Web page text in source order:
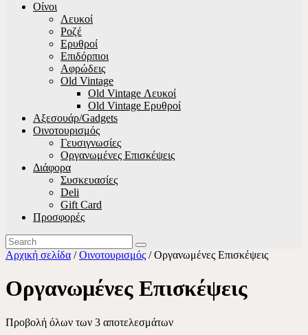
Οίνοι
Λευκοί
Ροζέ
Ερυθροί
Επιδόρπιοι
Αφρώδεις
Old Vintage
Old Vintage Λευκοί
Old Vintage Ερυθροί
Αξεσουάρ/Gadgets
Οινοτουρισμός
Γευσιγνωσίες
Οργανωμένες Επισκέψεις
Διάφορα
Συσκευασίες
Deli
Gift Card
Προσφορές
Αρχική σελίδα /Οινοτουρισμός / Οργανωμένες Επισκέψεις
Οργανωμένες Επισκέψεις
Προβολή όλων των 3 αποτελεσμάτων